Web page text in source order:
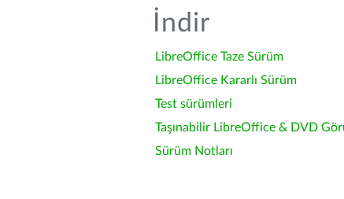
İndir
LibreOffice Taze Sürüm
LibreOffice Kararlı Sürüm
Test sürümleri
Taşınabilir LibreOffice & DVD
Sürüm Notları